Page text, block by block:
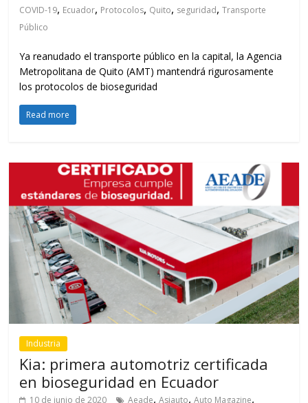
COVID-19, Ecuador, Protocolos, Quito, seguridad,Transporte
Público
Ya reanudado el transporte público en la capital, la Agencia
Metropolitana de Quito (AMT) mantendrá rigurosamente
los protocolos de bioseguridad
Read more
Industria
Kia: primera automotriz certificada
en bioseguridad en Ecuador
10 de junio de 2020 Aeade,Asiauto,Auto Magazine,